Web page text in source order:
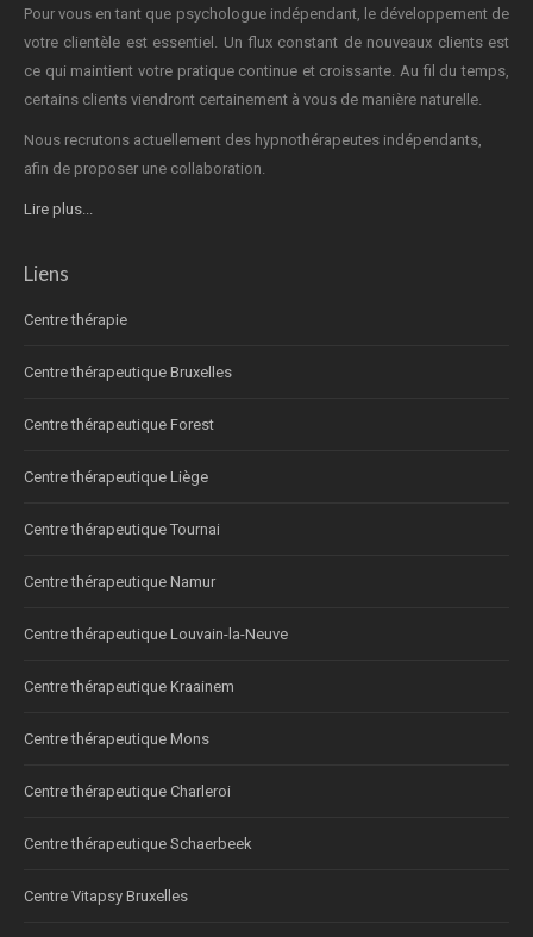
Pour vous en tant que psychologue indépendant, le développement de
votre clientèle est essentiel. Un flux constant de nouveaux clients est
ce qui maintient votre pratique continue et croissante. Au fil du temps,
certains clients viendront certainement à vous de manière naturelle.
Nous recrutons actuellement des hypnothérapeutes indépendants,
afin de proposer une collaboration.
Lire plus...
Liens
Centre thérapie
Centre thérapeutique Bruxelles
Centre thérapeutique Forest
Centre thérapeutique Liège
Centre thérapeutique Tournai
Centre thérapeutique Namur
Centre thérapeutique Louvain-la-Neuve
Centre thérapeutique Kraainem
Centre thérapeutique Mons
Centre thérapeutique Charleroi
Centre thérapeutique Schaerbeek
Centre Vitapsy Bruxelles